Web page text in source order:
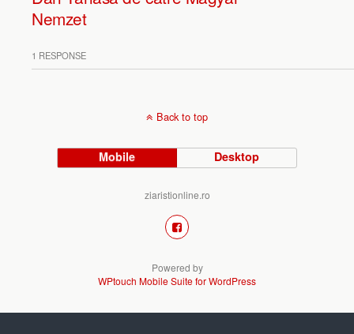
Nemzet
1 RESPONSE
Back to top
Mobile Desktop
ziaristionline.ro
Powered by
WPtouch Mobile Suite for WordPress